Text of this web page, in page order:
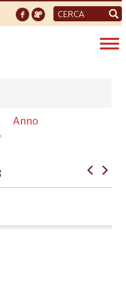
Form
di
ricerca
Anno